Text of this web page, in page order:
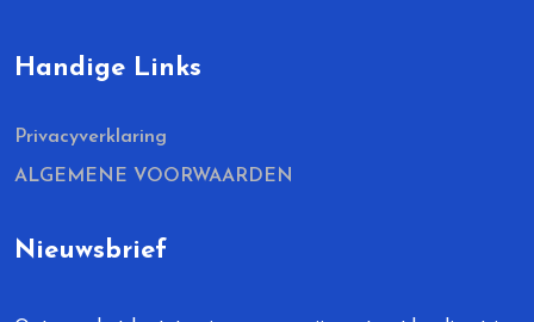
Handige Links
Privacyverklaring
ALGEMENE VOORWAARDEN
Nieuwsbrief